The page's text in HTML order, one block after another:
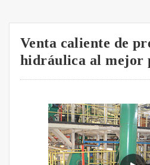
Venta caliente de
hidráulica al mejor